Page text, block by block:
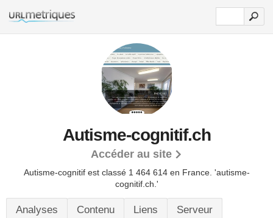
Autisme-cognitif.ch
Accéder au site
Autisme-cognitif est classé 1 464 614 en France. 'autisme-
cognitif.ch.'
Analyses Contenu Liens Serveur